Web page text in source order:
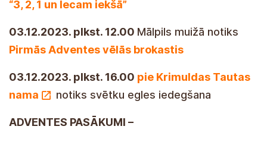
“3, 2, 1 un lecam iekšā”
03.12.2023. plkst. 12.00 Mālpils muižā notiks
Pirmās Adventes vēlās brokastis
03.12.2023. plkst. 16.00 pie Krimuldas Tautas
nama
notiks svētku egles iedegšana
ADVENTES PASĀKUMI –